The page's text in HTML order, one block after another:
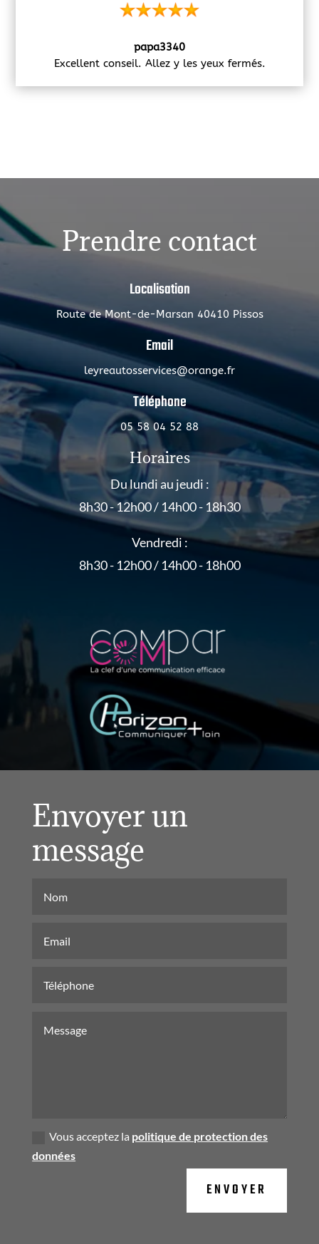
papa3340
Excellent conseil. Allez y les yeux fermés.
Prendre contact
Localisation
Route de Mont-de-Marsan 40410 Pissos
Email
leyreautosservices@orange.fr
Téléphone
05 58 04 52 88
Horaires
Du lundi au jeudi :
8h30 - 12h00 / 14h00 - 18h30
Vendredi :
8h30 - 12h00 / 14h00 - 18h00
Envoyer un
message
Vous acceptez la politique de protection des
données
ENVOYER